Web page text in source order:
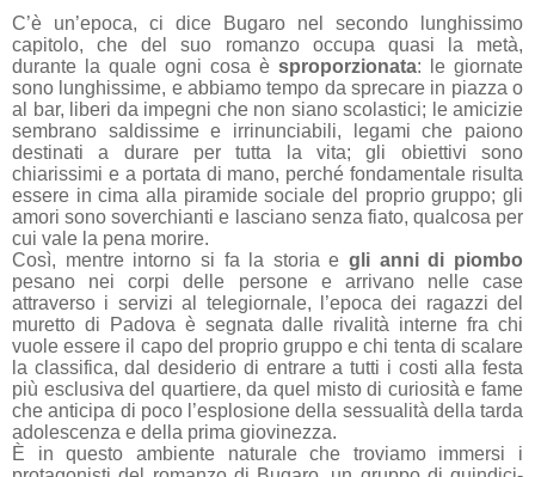
C’è un’epoca, ci dice Bugaro nel secondo lunghissimo
capitolo, che del suo romanzo occupa quasi la metà,
durante la quale ogni cosa è sproporzionata: le giornate
sono lunghissime, e abbiamo tempo da sprecare in piazza o
al bar, liberi da impegni che non siano scolastici; le amicizie
sembrano saldissime e irrinunciabili, legami che paiono
destinati a durare per tutta la vita; gli obiettivi sono
chiarissimi e a portata di mano, perché fondamentale risulta
essere in cima alla piramide sociale del proprio gruppo; gli
amori sono soverchianti e lasciano senza fiato, qualcosa per
cui vale la pena morire.
Così, mentre intorno si fa la storia egli anni di piombo
pesano nei corpi delle persone e arrivano nelle case
attraverso i servizi al telegiornale, l’epoca dei ragazzi del
muretto di Padova è segnata dalle rivalità interne fra chi
vuole essere il capo del proprio gruppo e chi tenta di scalare
la classifica, dal desiderio di entrare a tutti i costi alla festa
più esclusiva del quartiere, da quel misto di curiosità e fame
che anticipa di poco l’esplosione della sessualità della tarda
adolescenza e della prima giovinezza.
È in questo ambiente naturale che troviamo immersi i